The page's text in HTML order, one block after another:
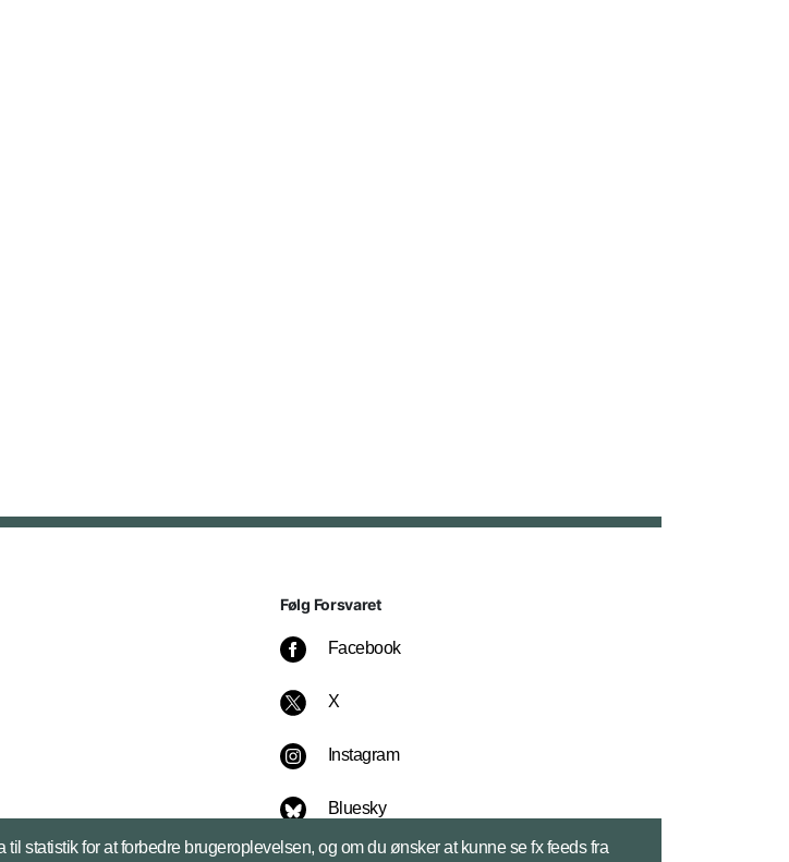
Følg Forsvaret
Facebook
X
Instagram
Bluesky
statistik for at forbedre brugeroplevelsen, og om du ønsker at kunne se fx feeds fra